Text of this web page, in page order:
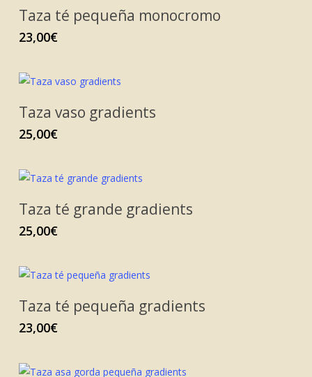
Taza té pequeña monocromo
23,00€
Taza vaso gradients
25,00€
Taza té grande gradients
25,00€
Taza té pequeña gradients
23,00€